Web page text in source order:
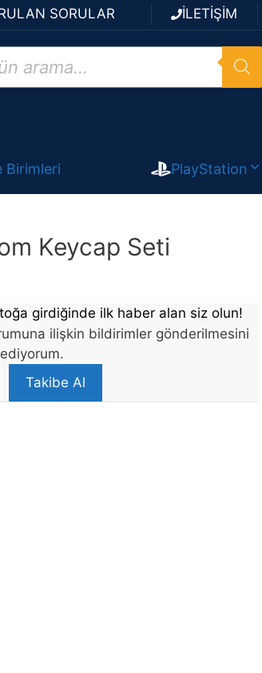
SORULAR İLETİŞİM
Birimleri PlayStation
Keycap Seti
girdiğinde ilk haber alan siz olun!
ilişkin bildirimler gönderilmesini
Takibe Al